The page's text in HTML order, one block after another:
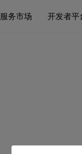
服务市场 开发者平